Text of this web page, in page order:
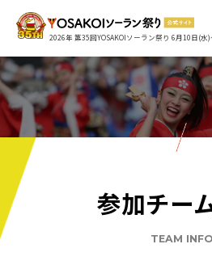
2026年 第35回YOSAKOIソーラン祭り 6月10日(水)
参加チー
TEAM INFO